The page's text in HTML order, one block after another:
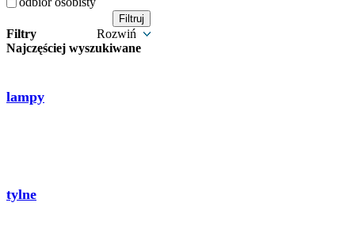
Filtry
Rozwiń
Najczęściej wyszukiwane
lampy
tylne